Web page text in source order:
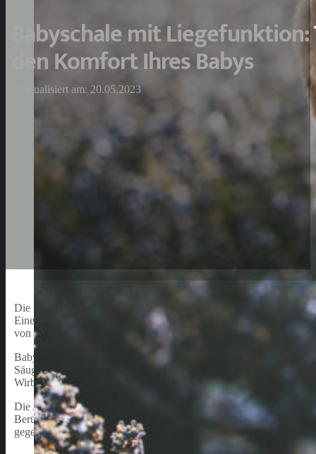
Babyschale mit
den Komfort Ihres Babys
Aktualisiert am: 20.05.2023
Die Sicherheit Ihres Babys hat oberste Priorität beim Autofahren.
Eine der bevorzugten Varianten sind Babyschalen mit
von Babyschale kann nicht nur im Auto, sondern auch außerhalb
Babyschalen mit Liegefunktion bieten den Vorteil, dass sie eine
Säuglinge. Dank der Liegeposition wird ein flacher Rücken und
Wirbelsäule und des Hüftgelenks essentiell ist. Darüber hinaus
Die Auswahl der richtigen Babyschale mit Liegefunktion sollte
Berücksichtigung von Faktoren wie Komfort, Sicherheit, Preis
gegebenenfalls die Einholung von Expertenrat, wird es Ihnen